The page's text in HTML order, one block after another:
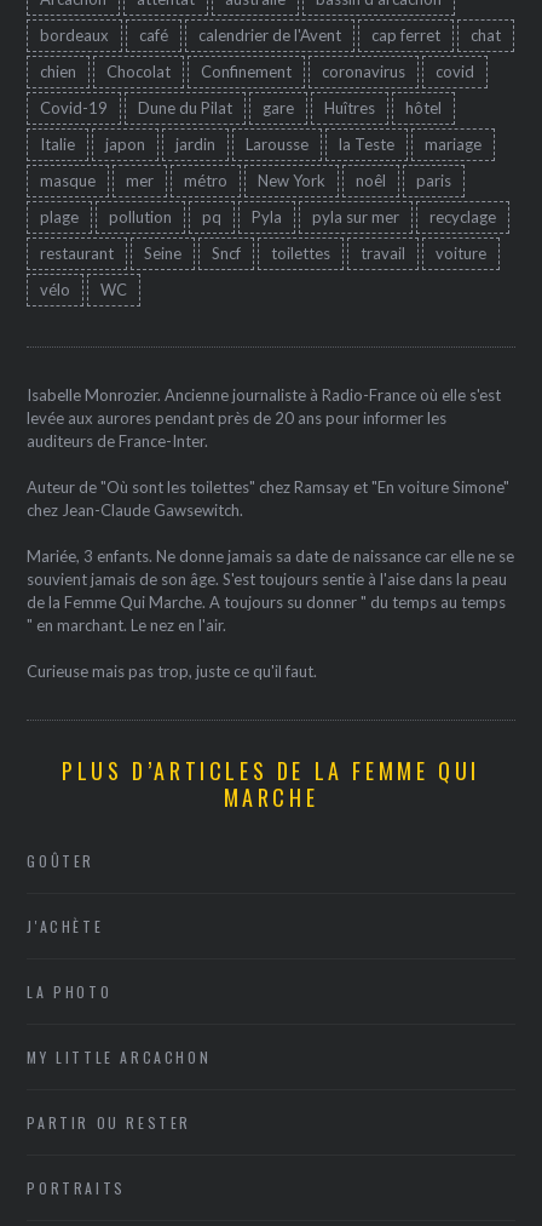
bordeaux
café calendrier de l'Avent cap ferret
chat
chien
Chocolat Confinement coronavirus
covid
Covid-19
Dune du Pilat gare Huîtres
hôtel
Italie
japon jardin Larousse la Teste
mariage
masque
mer métro New York noêl
paris
plage
pollution pq Pyla pyla sur mer
recyclage
restaurant
Seine Sncf toilettes travail
voiture
vélo
WC
Isabelle Monrozier. Ancienne journaliste à Radio-France où elle s'est
levée aux aurores pendant près de 20 ans pour informer les
auditeurs de France-Inter.
Auteur de "Où sont les toilettes" chez Ramsay et "En voiture Simone"
chez Jean-Claude Gawsewitch.
Mariée, 3 enfants. Ne donne jamais sa date de naissance car elle ne se
souvient jamais de son âge. S'est toujours sentie à l'aise dans la peau
de la Femme Qui Marche. A toujours su donner " du temps au temps
" en marchant. Le nez en l'air.
Curieuse mais pas trop, juste ce qu'il faut.
PLUS D’ARTICLES DE LA FEMME QUI
MARCHE
GOÛTER
J'ACHÈTE
LA PHOTO
MY LITTLE ARCACHON
PARTIR OU RESTER
PORTRAITS